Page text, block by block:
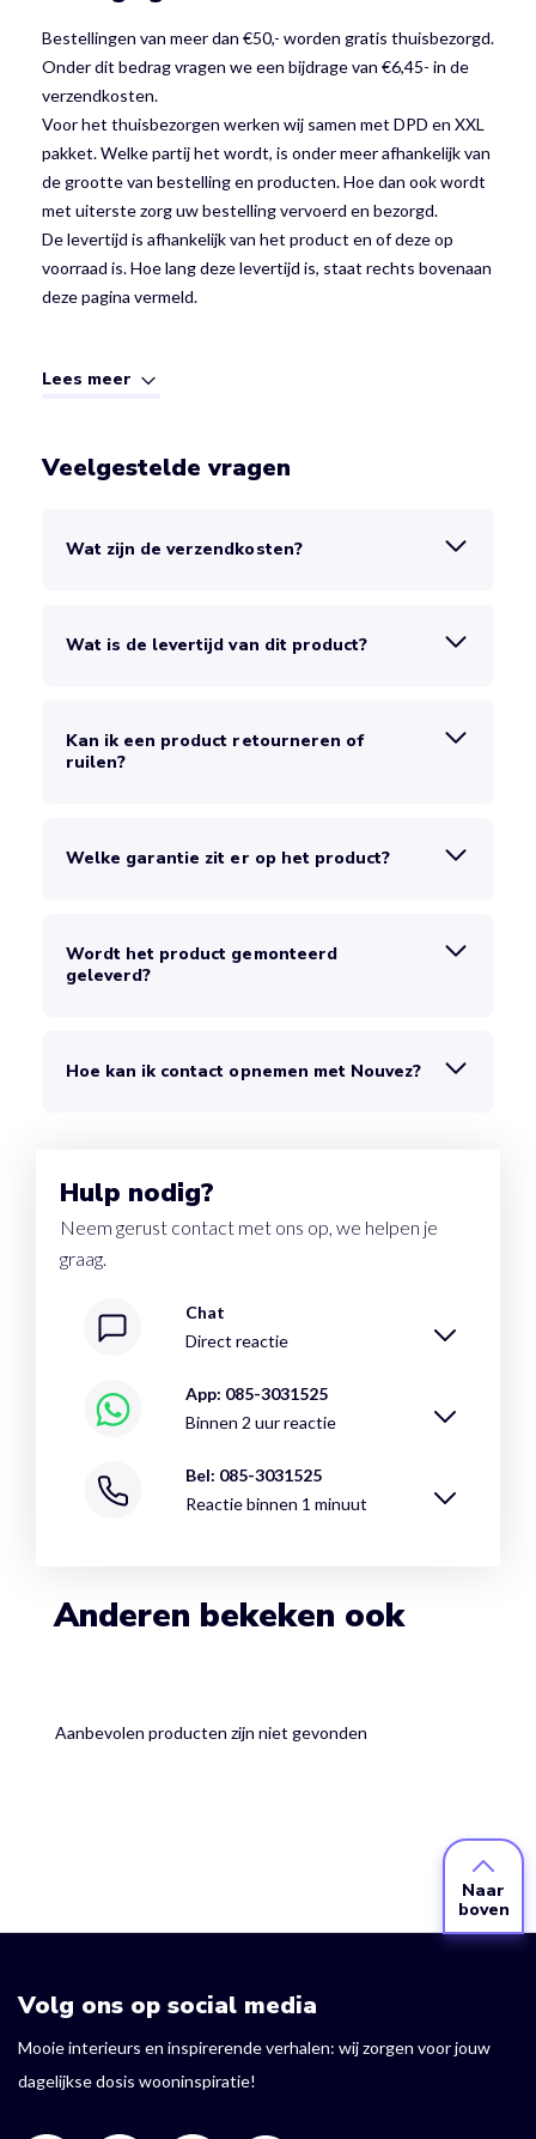
Bestellingen van meer dan €50,- worden gratis thuisbezorgd.
Onder dit bedrag vragen we een bijdrage van €6,45- in de
verzendkosten.
Voor het thuisbezorgen werken wij samen met DPD en XXL
pakket. Welke partij het wordt, is onder meer afhankelijk van
de grootte van bestelling en producten. Hoe dan ook wordt
met uiterste zorg uw bestelling vervoerd en bezorgd.
De levertijd is afhankelijk van het product en of deze op
voorraad is. Hoe lang deze levertijd is, staat rechts bovenaan
deze pagina vermeld.
Lees meer
Veelgestelde vragen
Wat zijn de verzendkosten?
Wat is de levertijd van dit product?
Kan ik een product retourneren of
ruilen?
Welke garantie zit er op het product?
Wordt het product gemonteerd
geleverd?
Hoe kan ik contact opnemen met Nouvez?
Hulp nodig?
Neem gerust contact met ons op, we helpen je
graag.
Chat
Direct reactie
App: 085-3031525
Binnen 2 uur reactie
Bel: 085-3031525
Reactie binnen 1 minuut
Anderen bekeken ook
Aanbevolen producten zijn niet gevonden
Naar
boven
Volg ons op social media
Mooie interieurs en inspirerende verhalen: wij zorgen voor jouw
dagelijkse dosis wooninspiratie!